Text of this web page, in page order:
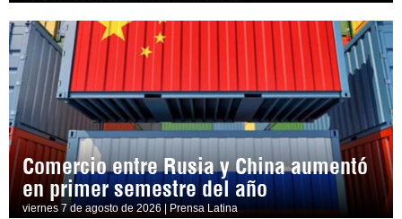
Comercio entre Rusia y China aumentó
en primer semestre del año
viernes 7 de agosto de 2026 | Prensa Latina